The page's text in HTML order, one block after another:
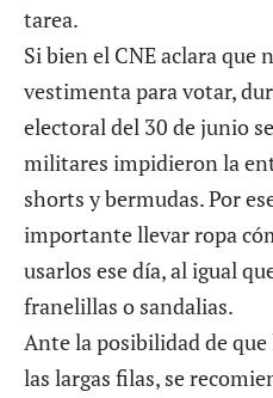
tarea.
Si bien el CNE aclara que
vestimenta para votar,
electoral del 30 de junio
militares impidieron la
shorts y bermudas. Por
importante llevar ropa
usarlos ese día, al igual
franelillas o sandalias.
Ante la posibilidad de
las largas filas, se